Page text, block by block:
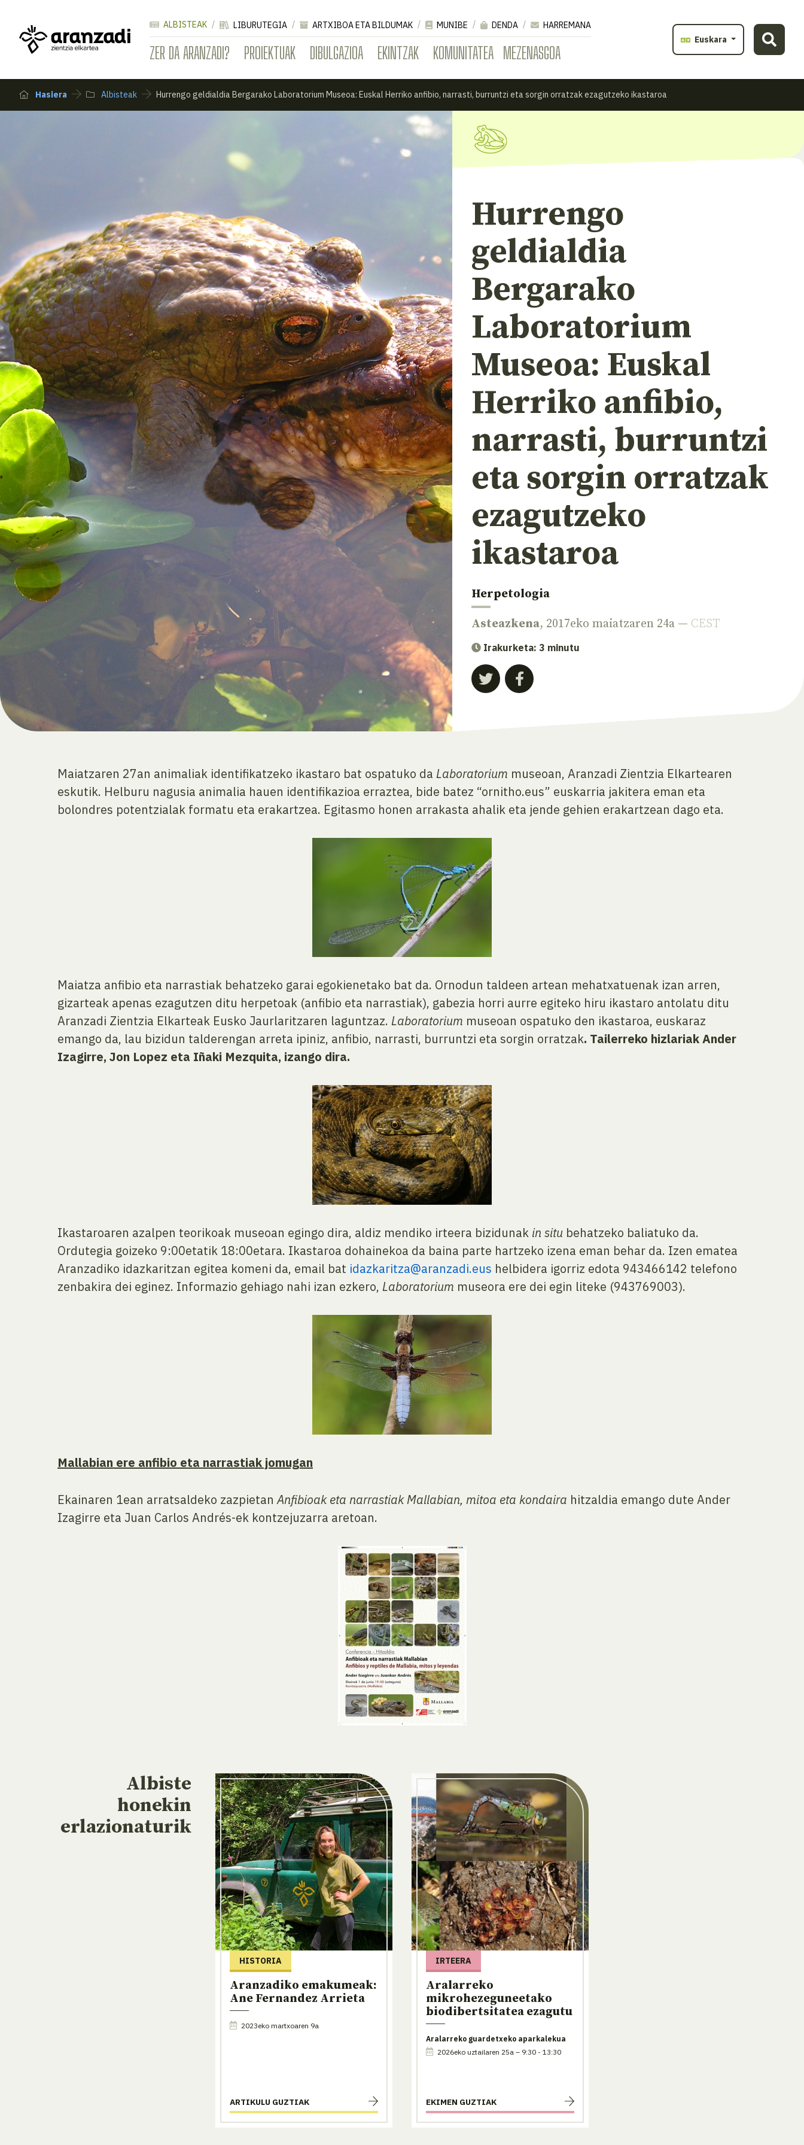
ZER DA ARANZADI? PROIEKTUAK DIBULGAZIOA EKINTZAK KOMUNITATEA MEZENASGOA
ALBISTEAK LIBURUTEGIA ARTXIBOA ETA BILDUMAK MUNIBE DENDA
HARREMANA
Euskara
Hasiera Albisteak Hurrengo geldialdia Bergarako Laboratorium Museoa: Euskal Herriko anfibio, narrasti, burruntzi eta sorgin orratzak ezagutzeko ikastaroa
Hurrengo
geldialdia
Bergarako
Laboratorium
Museoa: Euskal
Herriko anfibio,
narrasti, burruntzi
eta sorgin orratzak
ezagutzeko
ikastaroa
Herpetologia
Asteazkena, 2017eko maiatzaren 24a — CEST
Irakurketa: 3 minutu
Maiatzaren 27an animaliak identifikatzeko ikastaro bat ospatuko da Laboratorium museoan, Aranzadi Zientzia Elkartearen
eskutik. Helburu nagusia animalia hauen identifikazioa erraztea, bide batez “ornitho.eus” euskarria jakitera eman eta
bolondres potentzialak formatu eta erakartzea. Egitasmo honen arrakasta ahalik eta jende gehien erakartzean dago eta.
Maiatza anfibio eta narrastiak behatzeko garai egokienetako bat da. Ornodun taldeen artean mehatxatuenak izan arren,
gizarteak apenas ezagutzen ditu herpetoak (anfibio eta narrastiak), gabezia horri aurre egiteko hiru ikastaro antolatu ditu
Aranzadi Zientzia Elkarteak Eusko Jaurlaritzaren laguntzaz. Laboratorium museoan ospatuko den ikastaroa, euskaraz
emango da, lau bizidun talderengan arreta ipiniz, anfibio, narrasti, burruntzi eta sorgin orratzak. Tailerreko hizlariak Ander
Izagirre, Jon Lopez eta Iñaki Mezquita, izango dira.
Ikastaroaren azalpen teorikoak museoan egingo dira, aldiz mendiko irteera bizidunak in situ behatzeko baliatuko da.
Ordutegia goizeko 9:00etatik 18:00etara. Ikastaroa dohainekoa da baina parte hartzeko izena eman behar da. Izen ematea
Aranzadiko idazkaritzan egitea komeni da, email bat idazkaritza@aranzadi.eus helbidera igorriz edota 943466142 telefono
zenbakira dei eginez. Informazio gehiago nahi izan ezkero, Laboratorium museora ere dei egin liteke (943769003).
Mallabian ere anfibio eta narrastiak jomugan
Ekainaren 1ean arratsaldeko zazpietanAnfibioak eta narrastiak Mallabian, mitoa eta kondaira hitzaldia emango dute Ander
Izagirre eta Juan Carlos Andrés-ek kontzejuzarra aretoan.
Albiste
honekin
erlazionaturik
HISTORIA
Aranzadiko emakumeak:
Ane Fernandez Arrieta
2023eko martxoaren 9a
ARTIKULU GUZTIAK
IRTEERA
Aralarreko
mikrohezeguneetako
biodibertsitatea ezagutu
Aralarreko guardetxeko aparkalekua
2026eko uztailaren 25a – 9:30 - 13:30
EKIMEN GUZTIAK